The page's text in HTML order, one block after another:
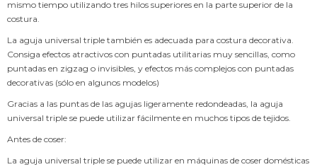
mismo tiempo utilizando tres hilos superiores en la parte superior de la
costura.
La aguja universal triple también es adecuada para costura decorativa.
Consiga efectos atractivos con puntadas utilitarias muy sencillas, como
puntadas en zigzag o invisibles, y efectos más complejos con puntadas
decorativas (sólo en algunos modelos)
Gracias a las puntas de las agujas ligeramente redondeadas, la aguja
universal triple se puede utilizar fácilmente en muchos tipos de tejidos.
Antes de coser:
La aguja universal triple se puede utilizar en máquinas de coser domésticas